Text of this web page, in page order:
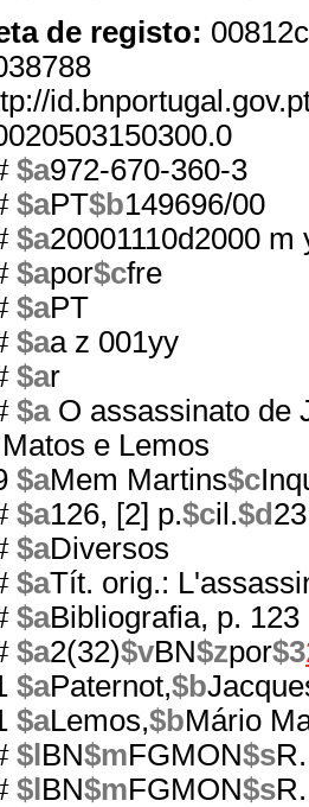
de registo:
$a972-670-360-3
$aPT$b149696/00
$a20001110d2000 m
$apor$cfre
$aPT
$aa z 001yy
$ar
$aO assassinato de
e Lemos
$aMem Martins$c
$a126, [2] p.$cil.$d
$aDiversos
$aTít. orig.:
$aBibliografia, p. 123
$a2(32)$vBN$zpor$3
$aPaternot,$b
$aLemos,$bMário
$l BN$mFGMON$s
$l BN$mFGMON$s